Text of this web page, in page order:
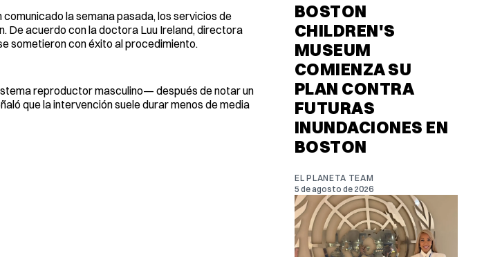
la semana pasada, los servicios de
De acuerdo con la doctora Luu Ireland, directora
sometieron con éxito al procedimiento.
reproductor masculino— después de notar un
que la intervención suele durar menos de media
BOSTON
CHILDREN'S
MUSEUM
COMIENZA SU
PLAN CONTRA
FUTURAS
INUNDACIONES EN
BOSTON
EL PLANETA TEAM
5 de agosto de 2026